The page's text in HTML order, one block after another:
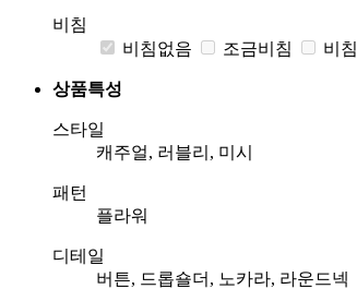
비침
비침없음
조금비침 비침
상품특성
스타일
캐주얼, 러블리, 미시
패턴
플라워
디테일
버튼, 드롭숄더, 노카라, 라운드넥